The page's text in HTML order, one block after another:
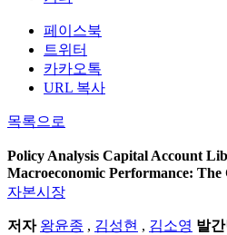
페이스북
트위터
카카오톡
URL 복사
목록으로
Policy Analysis Capital Account
Macroeconomic Performance: The
자본시장
저자 왕윤종 , 김성현 , 김소영 발